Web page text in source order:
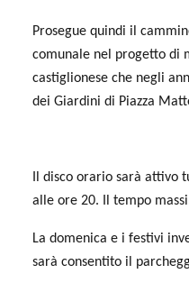
Prosegue quindi il
comunale nel progetto di
castiglionese che negli
dei Giardini di Piazza
Il disco orario sarà
alle ore 20. Il tempo
La domenica e i festivi
sarà consentito il